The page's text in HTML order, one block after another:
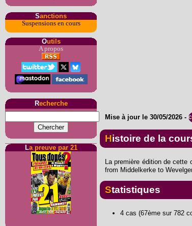
Sanctions
Suspensions en cours
Outils
A propos
Recherche
La preuve par 21
Mise à jour le 30/05/2026 -
Histoire de la
La première édition de cette
from Middelkerke to
Statistiques
4 cas (67ème sur 782